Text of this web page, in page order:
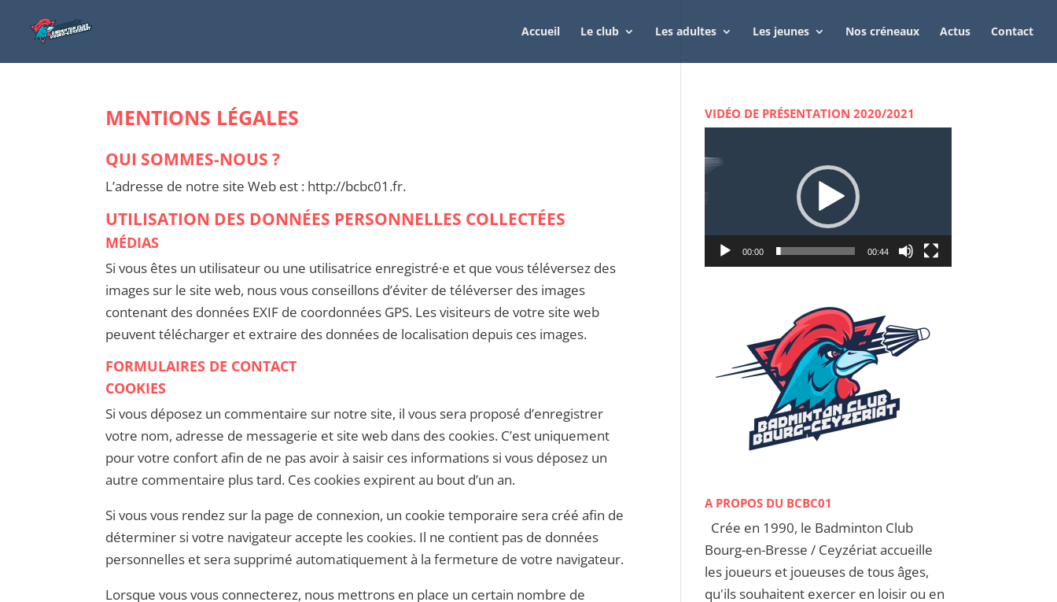
Accueil Le club Les adultes Les jeunes Nos créneaux Actus Contact
MENTIONS LÉGALES
QUI SOMMES-NOUS ?
L’adresse de notre site Web est : http://bcbc01.fr.
UTILISATION DES DONNÉES PERSONNELLES COLLECTÉES
MÉDIAS
Si vous êtes un utilisateur ou une utilisatrice enregistré·e et que vous téléversez des
images sur le site web, nous vous conseillons d’éviter de téléverser des images
contenant des données EXIF de coordonnées GPS. Les visiteurs de votre site web
peuvent télécharger et extraire des données de localisation depuis ces images.
FORMULAIRES DE CONTACT
COOKIES
Si vous déposez un commentaire sur notre site, il vous sera proposé d’enregistrer
votre nom, adresse de messagerie et site web dans des cookies. C’est uniquement
pour votre confort afin de ne pas avoir à saisir ces informations si vous déposez un
autre commentaire plus tard. Ces cookies expirent au bout d’un an.
Si vous vous rendez sur la page de connexion, un cookie temporaire sera créé afin de
déterminer si votre navigateur accepte les cookies. Il ne contient pas de données
personnelles et sera supprimé automatiquement à la fermeture de votre navigateur.
Lorsque vous vous connecterez, nous mettrons en place un certain nombre de
VIDÉO DE PRÉSENTATION 2020/2021
vidéo
00:00 00:44
A PROPOS DU BCBC01
Crée en 1990, le Badminton Club
Bourg-en-Bresse / Ceyzériat accueille
les joueurs et joueuses de tous âges,
qu'ils souhaitent exercer en loisir ou en